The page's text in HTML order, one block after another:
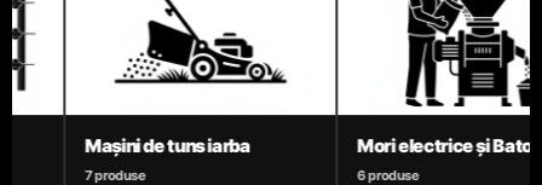
Mori electrice și Batoze
6 produse
Motoare termice
3 produse